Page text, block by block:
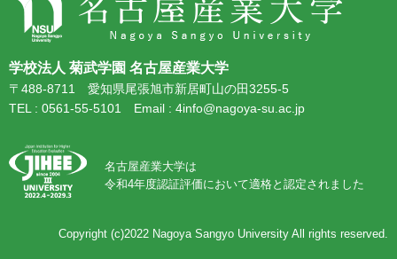
学校法人 菊武学園 名古屋産業大学
〒488-8711 愛知県尾張旭市新居町山の田3255-5
TEL : 0561-55-5101 Email : 4info@nagoya-su.ac.jp
名古屋産業大学は
令和4年度認証評価において適格と認定されました
Copyright (c)2022 Nagoya Sangyo University All rights reserved.